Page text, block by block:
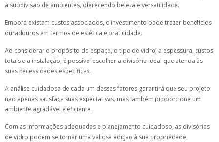
a subdivisão de ambientes, oferecendo beleza e versatilidade.
Embora existam custos associados, o investimento pode trazer benefícios
duradouros em termos de estética e praticidade.
Ao considerar o propósito do espaço, o tipo de vidro, a espessura, custos
totais e a instalação, é possível escolher a divisória ideal que atenda às
suas necessidades específicas.
A análise cuidadosa de cada um desses fatores garantirá que seu projeto
não apenas satisfaça suas expectativas, mas também proporcione um
ambiente agradável e eficiente.
Com as informações adequadas e planejamento cuidadoso, as divisórias
de vidro podem se tornar uma valiosa adição à sua propriedade,